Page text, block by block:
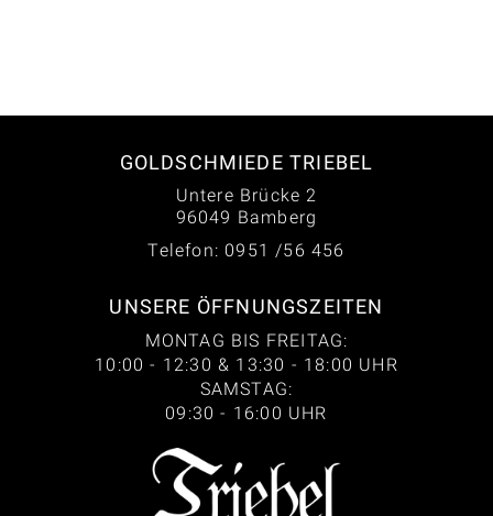
GOLDSCHMIEDE TRIEBEL
Untere Brücke 2
96049 Bamberg
Telefon: 0951 /56 456
UNSERE ÖFFNUNGSZEITEN
MONTAG BIS FREITAG:
10:00 - 12:30 & 13:30 - 18:00 UHR
SAMSTAG:
09:30 - 16:00 UHR